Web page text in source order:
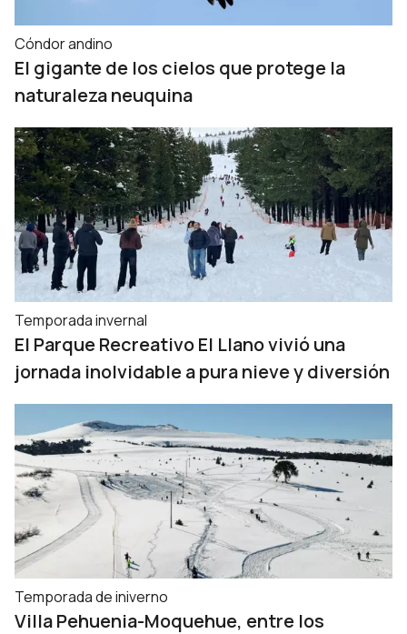
Cóndor andino
El gigante de los cielos que protege la
naturaleza neuquina
Temporada invernal
El Parque Recreativo El Llano vivió una
jornada inolvidable a pura nieve y diversión
Temporada de iniverno
Villa Pehuenia-Moquehue, entre los